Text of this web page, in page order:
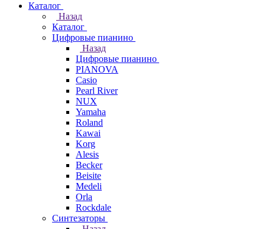
Каталог
Назад
Каталог
Цифровые пианино
Назад
Цифровые пианино
PIANOVA
Casio
Pearl River
NUX
Yamaha
Roland
Kawai
Korg
Alesis
Becker
Beisite
Medeli
Orla
Rockdale
Синтезаторы